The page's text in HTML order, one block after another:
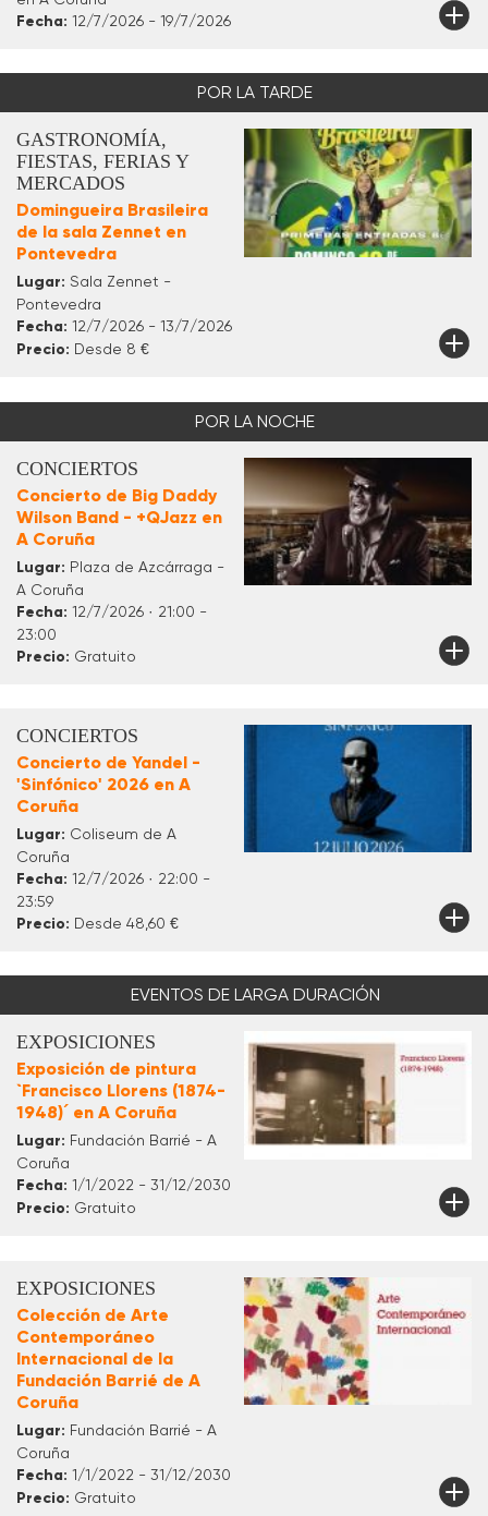
Fecha: 12/7/2026 - 19/7/2026
POR LA TARDE
GASTRONOMÍA,
FIESTAS, FERIAS Y
MERCADOS
Domingueira Brasileira
de la sala Zennet en
Pontevedra
Lugar: Sala Zennet -
Pontevedra
Fecha: 12/7/2026 - 13/7/2026
Precio: Desde 8 €
POR LA NOCHE
CONCIERTOS
Concierto de Big Daddy
Wilson Band - +QJazz en
A Coruña
Lugar: Plaza de Azcárraga -
A Coruña
Fecha: 12/7/2026 · 21:00 -
23:00
Precio: Gratuito
CONCIERTOS
Concierto de Yandel -
'Sinfónico' 2026 en A
Coruña
Lugar: Coliseum de A
Coruña
Fecha: 12/7/2026 · 22:00 -
23:59
Precio: Desde 48,60 €
EVENTOS DE LARGA DURACIÓN
EXPOSICIONES
Exposición de pintura
`Francisco Llorens (1874-
1948)´ en A Coruña
Lugar: Fundación Barrié - A
Coruña
Fecha: 1/1/2022 - 31/12/2030
Precio: Gratuito
EXPOSICIONES
Colección de Arte
Contemporáneo
Internacional de la
Fundación Barrié de A
Coruña
Lugar: Fundación Barrié - A
Coruña
Fecha: 1/1/2022 - 31/12/2030
Precio: Gratuito